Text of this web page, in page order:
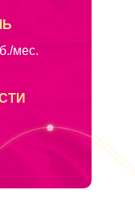
мес.